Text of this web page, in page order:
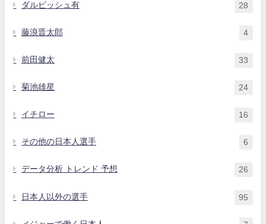
ダルビッシュ有 28
藤浪晋太郎 4
前田健太 33
菊池雄星 24
イチロー 16
その他の日本人選手 6
データ分析 トレンド 予想 26
日本人以外の選手 95